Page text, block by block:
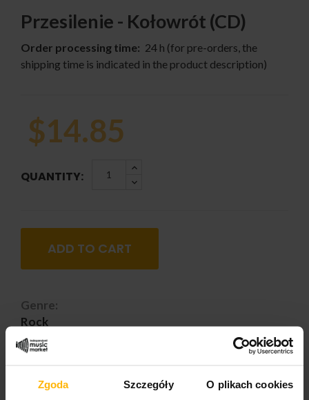
Zgoda Szczegóły O plikach cookies
Przesilenie - Kołowrót (CD)
Order processing time: 24 h (for pre-orders, the
shipping time is indicated in the product description)
$14.85
QUANTITY:
ADD TO CART
Genre:
Rock
PRODUCT DETAILS